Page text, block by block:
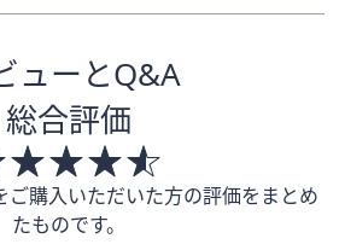
ューとQ&A
総合評価
ご購入いただいた方の評価をまとめ
たものです。